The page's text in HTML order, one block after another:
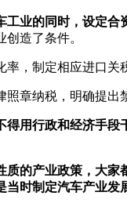
业的同时，设定
造了条件。
率，制定相应进口关
照章纳税，明确提出
用行政和经济手段
的产业政策，大
时制定汽车产业发